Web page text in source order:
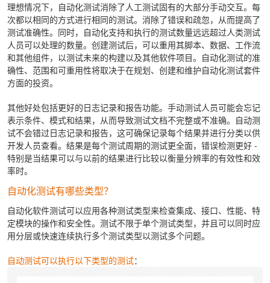
理想情况下，自动化测试消除了人工测试固有的大部分手动交互。每
次都以相同的方式进行相同的测试。消除了错误和疏忽，从而提高了
测试准确性。同时，自动化支持和执行的测试数量远远超过人类测试
人员可以处理的数量。创建测试后，可以重用其脚本、数据、工作流
和其他组件，以测试未来的构建以及其他软件项目。自动化测试的准
确性、范围和可重用性将取决于在规划、创建和维护自动化测试套件
方面的投资。
其他好处包括更好的日志记录和报告功能。手动测试人员可能会忘记
表示条件、模式和结果，从而导致测试文档不完整或不准确。自动测
试不会错过日志记录和报告，这可确保记录每个结果并进行分类以供
开发人员查看。结果是每个测试周期的测试更全面，错误检测更好 -
特别是当结果可以与以前的结果进行比较以衡量分辨率的有效性和效
率时。
自动化测试有哪些类型？
自动化软件测试可以应用各种测试类型来检查集成、接口、性能、特
定模块的操作和安全性。测试不限于单个测试类型，并且可以同时应
用分层或快速连续执行多个测试类型以测试多个问题。
自动测试可以执行以下类型的测试：